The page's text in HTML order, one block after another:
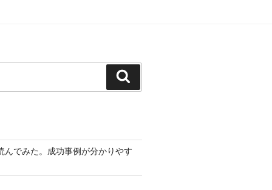
索
でみた。成功事例が分かりやす